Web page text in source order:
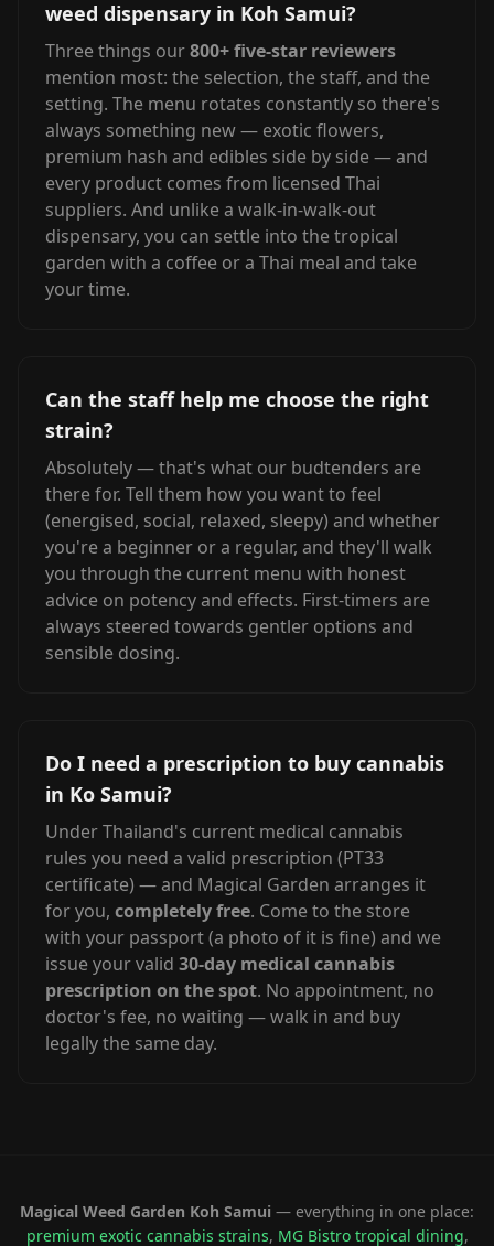
weed dispensary in Koh Samui?
Three things our800+ five-star reviewers
mention most: the selection, the staff, and the
setting. The menu rotates constantly so there's
always something new — exotic flowers,
premium hash and edibles side by side — and
every product comes from licensed Thai
suppliers. And unlike a walk-in-walk-out
dispensary, you can settle into the tropical
garden with a coffee or a Thai meal and take
your time.
Can the staff help me choose the right
strain?
Absolutely — that's what our budtenders are
there for. Tell them how you want to feel
(energised, social, relaxed, sleepy) and whether
you're a beginner or a regular, and they'll walk
you through the current menu with honest
advice on potency and effects. First-timers are
always steered towards gentler options and
sensible dosing.
Do I need a prescription to buy cannabis
in Ko Samui?
Under Thailand's current medical cannabis
rules you need a valid prescription (PT33
certificate) — and Magical Garden arranges it
for you, completely free. Come to the store
with your passport (a photo of it is fine) and we
issue your valid 30-day medical cannabis
prescription on the spot. No appointment, no
doctor's fee, no waiting — walk in and buy
legally the same day.
Magical Weed Garden Koh Samui — everything in one place:
premium exotic cannabis strains, MG Bistro tropical dining,